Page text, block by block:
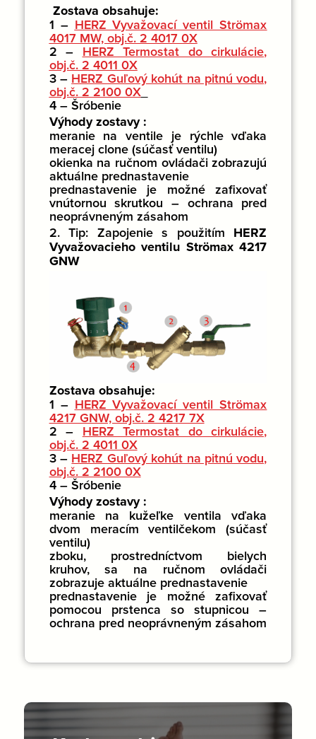
Zostava obsahuje:
1 – HERZ Vyvažovací ventil Strömax
4017 MW, obj.č. 2 4017 0X
2 – HERZ Termostat do cirkulácie,
obj.č. 2 4011 0X
3– HERZ Guľový kohút na pitnú vodu,
obj.č. 2 2100 0X
4– Šróbenie
Výhody zostavy :
meranie na ventile je rýchle vďaka
meracej clone (súčasť ventilu)
okienka na ručnom ovládači zobrazujú
aktuálne prednastavenie
prednastavenie je možné zafixovať
vnútornou skrutkou – ochrana pred
neoprávneným zásahom
2. Tip: Zapojenie s použitím HERZ
Vyvažovacieho ventilu Strömax 4217
GNW
Zostava obsahuje:
1 – HERZ Vyvažovací ventil Strömax
4217 GNW, obj.č. 2 4217 7X
2 – HERZ Termostat do cirkulácie,
obj.č. 2 4011 0X
3 – HERZ Guľový kohút na pitnú vodu,
obj.č. 2 2100 0X
4 – Šróbenie
Výhody zostavy :
meranie na kužeľke ventila vďaka
dvom meracím ventilčekom (súčasť
ventilu)
zboku, prostredníctvom bielych
kruhov, sa na ručnom ovládači
zobrazuje aktuálne prednastavenie
prednastavenie je možné zafixovať
pomocou prstenca so stupnicou –
ochrana pred neoprávneným zásahom